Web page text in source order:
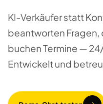
KI-Verkäufer statt
beantworten Fragen,
buchen Termine —
Entwickelt und